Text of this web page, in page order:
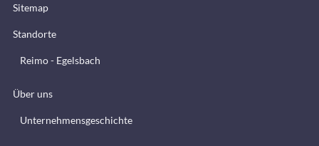
Sitemap
Standorte
Reimo - Egelsbach
Über uns
Unternehmensgeschichte